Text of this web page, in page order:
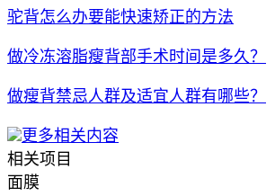
驼背怎么办要能快速矫正的方法
做冷冻溶脂瘦背部手术时间是多久？
做瘦背禁忌人群及适宜人群有哪些？
更多相关内容
相关项目
面膜